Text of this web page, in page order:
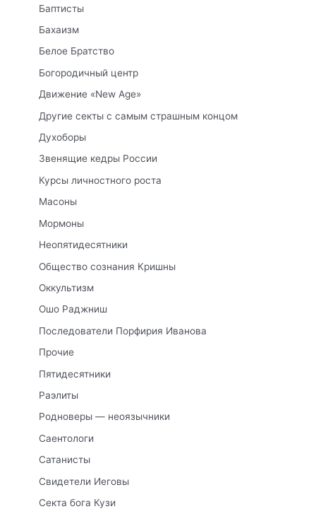
Баптисты
Бахаизм
Белое Братство
Богородичный центр
Движение «New Age»
Другие секты с самым страшным концом
Духоборы
Звенящие кедры России
Курсы личностного роста
Масоны
Мормоны
Неопятидесятники
Общество сознания Кришны
Оккультизм
Ошо Раджниш
Последователи Порфирия Иванова
Прочие
Пятидесятники
Раэлиты
Родноверы — неоязычники
Саентологи
Сатанисты
Свидетели Иеговы
Секта бога Кузи